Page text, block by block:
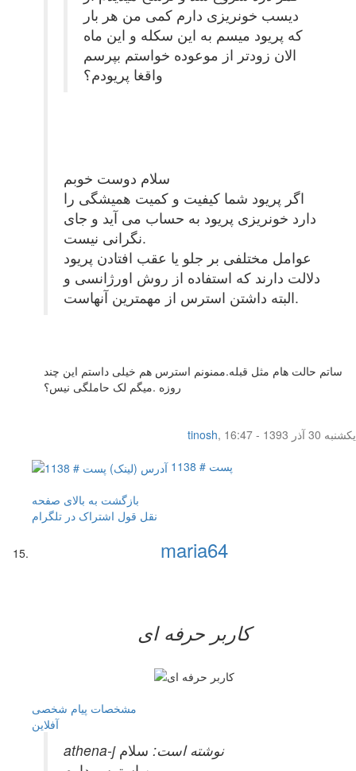
دیسب خونریزی دارم کمی من هر بار
که پریود میسم به این سکله و این ماه
الان زودتر از موعوده خواستم بپرسم
واقغا پریودم؟
سلام دوست خوبم
اگر پریود شما کیفیت و کمیت همیشگی را
دارد خونریزی پریود به حساب می آید و جای
نگرانی نیست.
عوامل مختلفی بر جلو یا عقب افتادن پریود
دلالت دارند که استفاده از روش اورژانسی و
البته داشتن استرس از مهمترین آنهاست.
ساتم حالت هام مثل قبله.ممنونم استرس هم خیلی داستم این چند
روزه .میگم لک حاملگی نیس؟
tinosh,
یکشنبه 30 آذر 1393 - 16:47
پست # 1138
بازگشت به بالای صفحه
نقل قول اشتراک در تلگرام
maria64
کاربر حرفه ای
مشخصات پیام شخصی
آفلاين
athena-j نوشته است: سلام